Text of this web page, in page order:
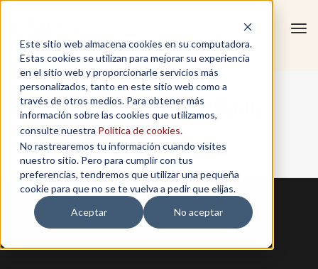
Este sitio web almacena cookies en su computadora.
Estas cookies se utilizan para mejorar su experiencia
en el sitio web y proporcionarle servicios más
personalizados, tanto en este sitio web como a
través de otros medios. Para obtener más
información sobre las cookies que utilizamos,
consulte nuestra Política de cookies.
No rastrearemos tu información cuando visites
nuestro sitio. Pero para cumplir con tus
preferencias, tendremos que utilizar una pequeña
cookie para que no se te vuelva a pedir que elijas.
Aceptar
No aceptar
Washington Arellano
Home / Washington Arellano